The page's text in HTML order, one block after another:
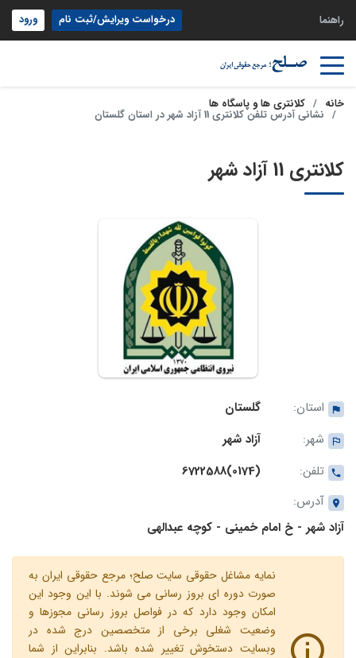
راهنما درخواست ویرایش/ثبت نام ورود
خانه کلانتری ها و پاسگاه ها
نشانی آدرس تلفن کلانتری 11 آزاد شهر در استان گلستان
کلانتری 11 آزاد شهر
استان:
گلستان
شهر:
آزاد شهر
تلفن:
(0174)6722588
آدرس:
آزاد شهر - خ امام خمینی - کوچه عبدالهی
نمایه مشاغل حقوقی سایت صلح؛ مرجع حقوقی ایران به
صورت دوره ای بروز رسانی می شوند. با این وجود این
امکان وجود دارد که در فواصل بروز رسانی مجوزها و
وضعیت شغلی برخی از متخصصین درج شده در
وبسایت دستخوش تغییر شده باشد. بنابراین از شما